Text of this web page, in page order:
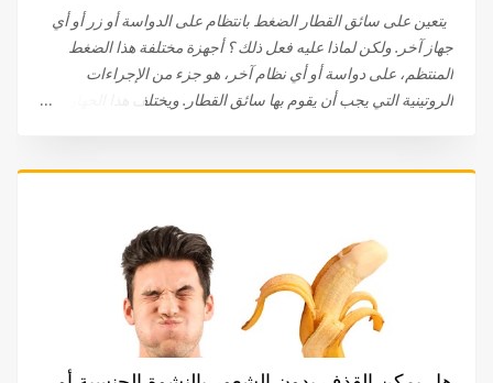
يتعين على سائق القطار الضغط بانتظام على الدواسة أو زر أو أي
جهاز آخر. ولكن لماذا عليه فعل ذلك ؟ أجهزة مختلفة هذا الضغط
المنتظم، على دواسة أو أي نظام آخر، هو جزء من الإجراءات
الروتينية التي يجب أن يقوم بها سائق القطار. ويختلف هذا الجهاز
نقطة معينة، ثم الضغط عليها مرة أخرى. في بعض الحالات، يتعين
بعجلة القيادة أو المقود. طريقة لتفقد يقظة السائق أيا كان النظام أو
الجهاز (دواسة، زر..)، فإنه غالبا ما يطلق عليه، لسبب وجيه، جهاز
’’الرجل الميت‘‘. في الواقع، الغرض الكامل من الدواسة أو الزر هو
التأكد من أن السائق يقظ ولا يزال قادرًا على أداء مهمته . وهذا هو
سبب تثبيت مثل هذا الجهاز في القاطرات التي يقودها سائق واحد.
وإذا لم يضغط هذا الأخير على الدواسة أو الزر المخصص لهذا الغرض